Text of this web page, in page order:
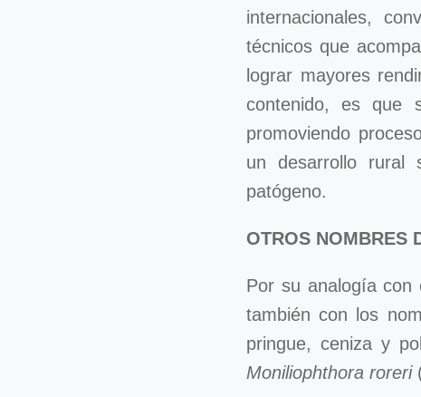
internacionales,
técnicos que
lograr mayores
contenido, es que
promoviendo
un desarrollo rural
patógeno.
OTROS NOMBRES
Por su analogía con
también con los
pringue, ceniza y
Moniliophthora roreri